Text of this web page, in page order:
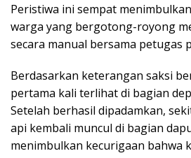
Peristiwa ini sempat
warga yang bergotong-royong
secara manual bersama petugas
Berdasarkan keterangan saksi
pertama kali terlihat di bagian
Setelah berhasil dipadamkan,
api kembali muncul di bagian
menimbulkan kecurigaan bahwa